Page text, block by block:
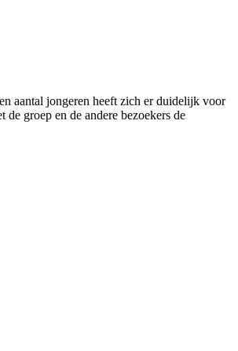
aantal jongeren heeft zich er duidelijk voor
groep en de andere bezoekers de